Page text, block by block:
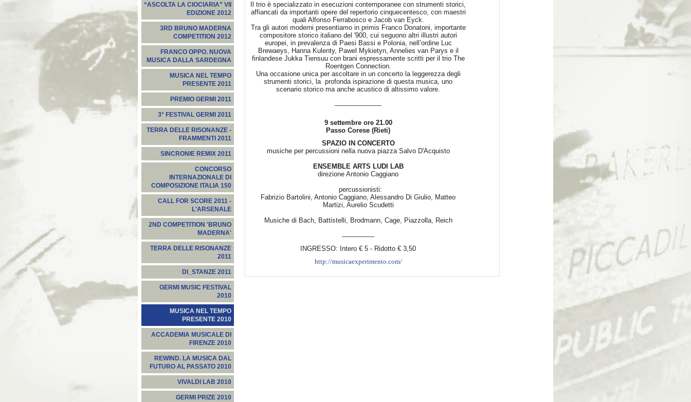
“ASCOLTA LA CIOCIARIA” VII
EDIZIONE 2012
3RD BRUNO MADERNA
COMPETITION 2012
FRANCO OPPO. NUOVA
MUSICA DALLA SARDEGNA
MUSICA NEL TEMPO
PRESENTE 2011
PREMIO GERMI 2011
3° FESTIVAL GERMI 2011
TERRA DELLE RISONANZE -
FRAMMENTI 2011
SINCRONIE REMIX 2011
CONCORSO
INTERNAZIONALE DI
COMPOSIZIONE ITALIA 150
CALL FOR SCORE 2011 -
L'ARSENALE
2ND COMPETITION 'BRUNO
MADERNA'
TERRA DELLE RISONANZE
2011
DI_STANZE 2011
GERMI MUSIC FESTIVAL
2010
MUSICA NEL TEMPO
PRESENTE 2010
ACCADEMIA MUSICALE DI
FIRENZE 2010
REWIND. LA MUSICA DAL
FUTURO AL PASSATO 2010
VIVALDI LAB 2010
GERMI PRIZE 2010
Il trio è specializzato in esecuzioni contemporanee con strumenti storici,
affiancati da importanti opere del repertorio cinquecentesco, con maestri
quali Alfonso Ferrabosco e Jacob van Eyck.
Tra gli autori moderni presentiamo in primis Franco Donatoni, importante
compositore storico italiano del '900, cui seguono altri illustri autori
europei, in prevalenza di Paesi Bassi e Polonia, nell’ordine Luc
Brewaeys, Hanna Kulenty, Pawel Mykietyn, Annelies van Parys e il
finlandese Jukka Tiensuu con brani espressamente scritti per il trio The
Roentgen Connection.
Una occasione unica per ascoltare in un concerto la leggerezza degli
strumenti storici, la profonda ispirazione di questa musica, uno
scenario storico ma anche acustico di altissimo valore.
9 settembre ore 21.00
Passo Corese (Rieti)
SPAZIO IN CONCERTO
musiche per percussioni nella nuova piazza Salvo D'Acquisto
ENSEMBLE ARTS LUDI LAB
direzione Antonio Caggiano
percussionisti:
Fabrizio Bartolini, Antonio Caggiano, Alessandro Di Giulio, Matteo
Martizi, Aurelio Scudetti
Musiche di Bach, Battistelli, Brodmann, Cage, Piazzolla, Reich
INGRESSO: Intero € 5 - Ridotto € 3,50
http://musicaexperimento.com/